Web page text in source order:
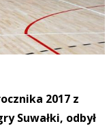
2017 z
Suwałki, odbył